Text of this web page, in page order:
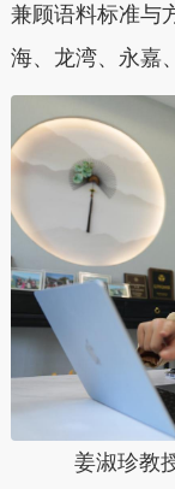
兼顾语料标准与
海、龙湾、永嘉
姜淑珍教授